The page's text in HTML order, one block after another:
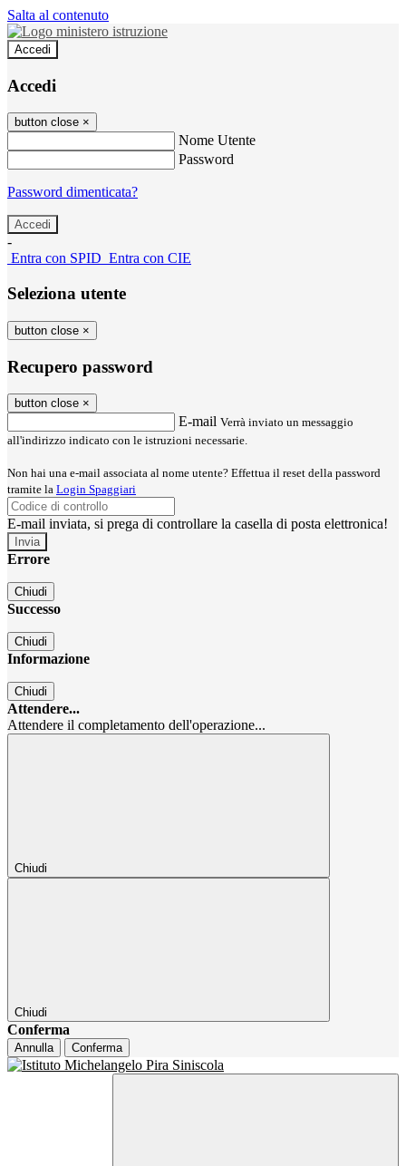
Salta al contenuto
Accedi
Accedi
button close ×
Nome Utente
Password
Password dimenticata?
-
Entra con SPID Entra con CIE
Seleziona utente
button close ×
Recupero password
button close ×
E-mail Verrà inviato un messaggio
all'indirizzo indicato con le istruzioni necessarie.
Non hai una e-mail associata al nome utente? Effettua il reset della password
tramite la Login Spaggiari
E-mail inviata, si prega di controllare la casella di posta elettronica!
Errore
Chiudi
Successo
Chiudi
Informazione
Chiudi
Attendere...
Attendere il completamento dell'operazione...
Chiudi
Chiudi
Conferma
Annulla Conferma